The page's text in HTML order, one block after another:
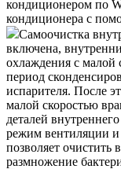
кондиционером по
кондиционера с
Самоочистка
включена,
охлаждения с малой
период
испарителя. После
малой скоростью
деталей
режим вентиляции
позволяет очистить
размножение